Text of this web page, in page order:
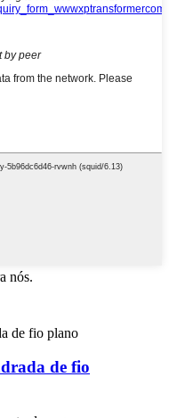
nós.
de fio